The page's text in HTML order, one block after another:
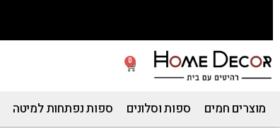
0
מוצרים חמים ספות וסלונים ספות נפתחות למיטה